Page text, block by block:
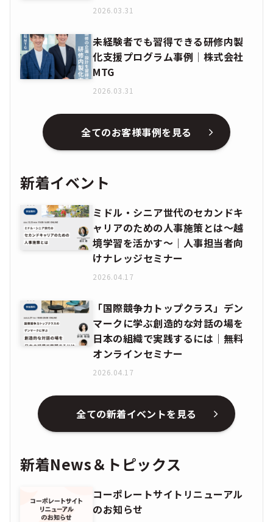
2026.03.31
未経験者でも習得できる研修内製
化支援プログラム事例│株式会社
MTG
2026.03.31
全てのお客様事例を見る
新着イベント
ミドル・シニア世代のセカンドキ
ャリアのための人事施策とは〜越
境学習を活かす〜｜人事担当者向
けナレッジセミナー
2026.04.17
「国際競争力トップクラス」デン
マークに学ぶ創造的な対話の場を
日本の組織で実践するには｜無料
オンラインセミナー
2026.04.17
全ての新着イベントを見る
新着News＆トピックス
コーポレートサイトリニューアル
のお知らせ